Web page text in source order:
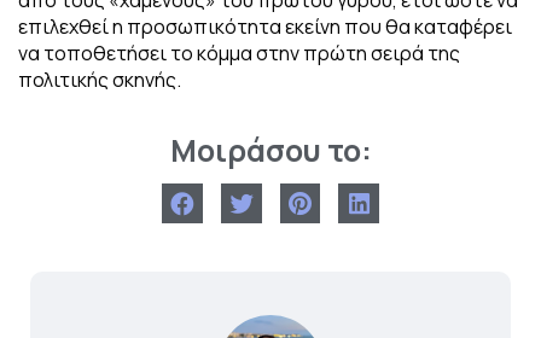
επιλεχθεί η προσωπικότητα εκείνη που θα καταφέρει
να τοποθετήσει το κόμμα στην πρώτη σειρά της
πολιτικής σκηνής.
Μοιράσου το: